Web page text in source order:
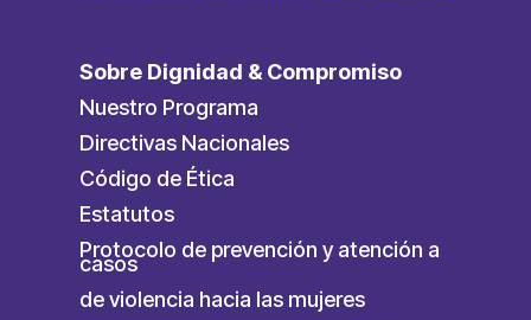
Sobre Dignidad & Compromiso
Nuestro Programa
Directivas Nacionales
Código de Ética
Estatutos
Protocolo de prevención y atención a
casos
de violencia hacia las mujeres